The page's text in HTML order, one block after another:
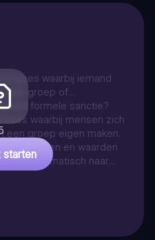
proces waarbij iemand
een groep of
een formele sanctie?
waarbij mensen zich
een groep eigen maken.
je normen en waarden
er automatisch naar
starten